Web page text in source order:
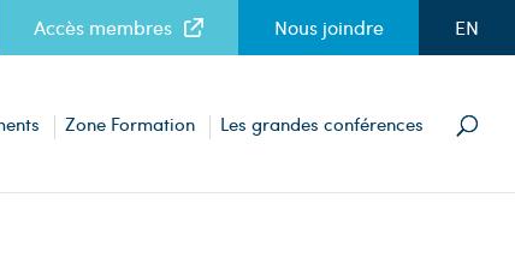
Accès membres Nous joindre EN
Zone Formation Les grandes conférences